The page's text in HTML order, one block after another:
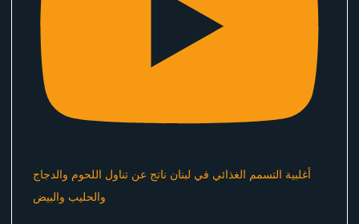
أغلبية التسمم الغذائي في لبنان ناتج عن تناول اللحوم والدجاج
والحليب والبيض